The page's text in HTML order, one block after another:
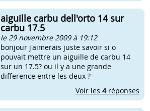
aiguille carbu dell'orto 14 sur
carbu 17.5
le 29 novembre 2009 à 19:12
bonjour j'aimerais juste savoir si o
pouvait mettre un aiguille de carbu 14
sur un 17.5? ou il y a une grande
difference entre les deux ?
Voir les 4réponses